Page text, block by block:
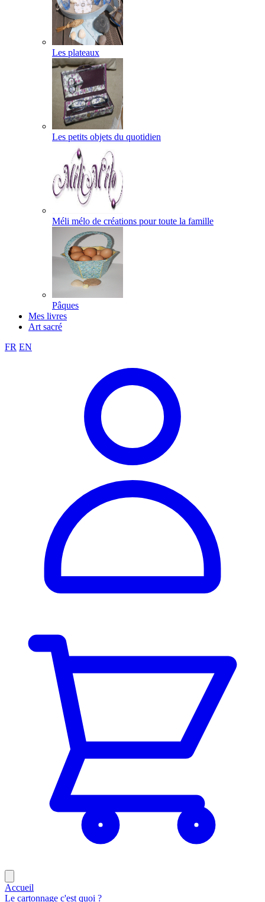
Les plateaux
Les petits objets du quotidien
Méli mélo de créations pour toute la famille
Pâques
Mes livres
Art sacré
FR EN
Accueil
Le cartonnage c'est quoi ?